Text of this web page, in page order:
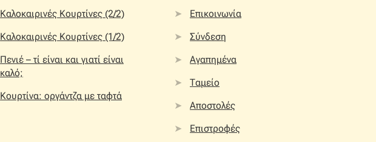
Καλοκαιρινές Κουρτίνες (2/2)
Καλοκαιρινές Κουρτίνες (1/2)
Πενιέ – τί είναι και γιατί είναι
καλό;
Κουρτίνα: οργάντζα με ταφτά
Επικοινωνία
Σύνδεση
Αγαπημένα
Ταμείο
Αποστολές
Επιστροφές